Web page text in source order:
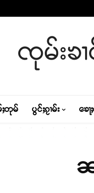
ၸုမ်းၶ
ႈတုမ် ပွင်ႈၵႂၢမ်း ၶေ